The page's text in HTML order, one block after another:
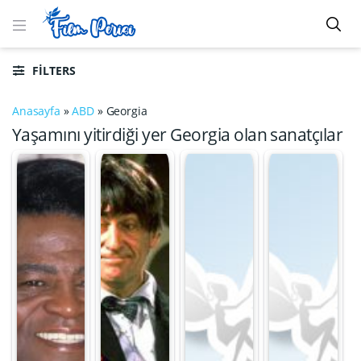
FILTERS
Anasayfa »ABD » Georgia
Yaşamını yitirdiği yer Georgia olan sanatçılar